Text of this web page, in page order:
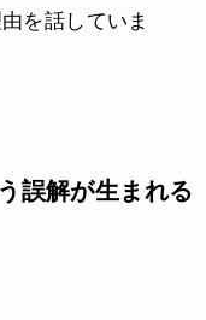
を話していま
誤解が生まれる